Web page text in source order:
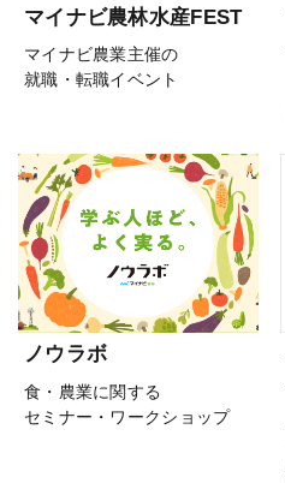
マイナビ農林水産FEST
マイナビ農業主催の
就職・転職イベント
ノウラボ
食・農業に関する
セミナー・ワークショップ